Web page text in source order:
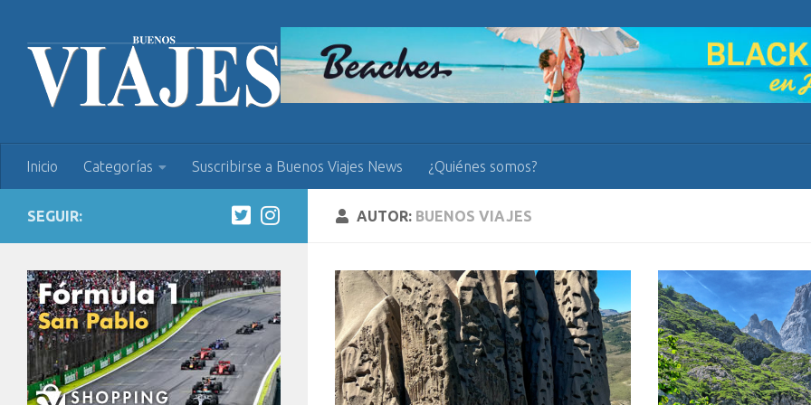
Inicio Categorías Suscribirse a Buenos Viajes News ¿Quiénes somos?
AUTOR: BUENOS VIAJES
SEGUIR: